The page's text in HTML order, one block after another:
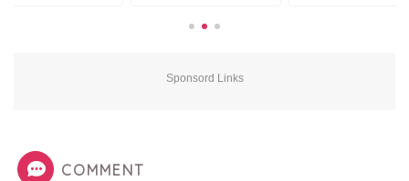
Sponsord Links
COMMENT